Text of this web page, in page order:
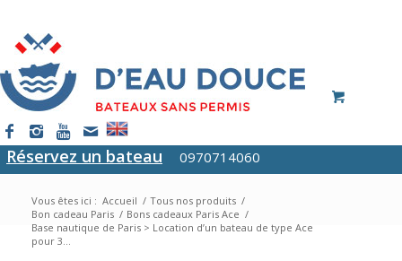
Réservez un bateau 0970714060
Vous êtes ici : Accueil / Tous nos produits /
Bon cadeau Paris / Bons cadeaux Paris Ace /
Base nautique de Paris > Location d’un bateau de type Ace
pour 3...